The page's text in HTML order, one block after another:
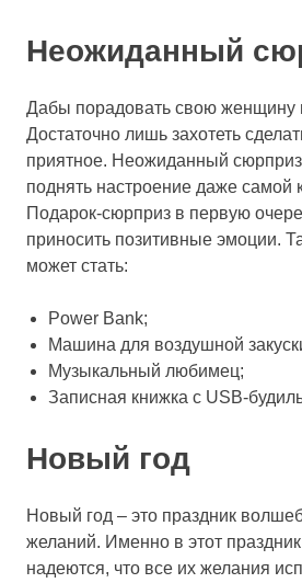
Неожиданный
Дабы порадовать свою женщину
Достаточно лишь захотеть
приятное. Неожиданный
поднять настроение даже самой
Подарок-сюрприз в первую
приносить позитивные эмоции.
может стать:
Power Bank;
Машина для воздушной
Музыкальный любимец;
Записная книжка с USB-
Новый год
Новый год – это праздник
желаний. Именно в этот
надеются, что все их желания